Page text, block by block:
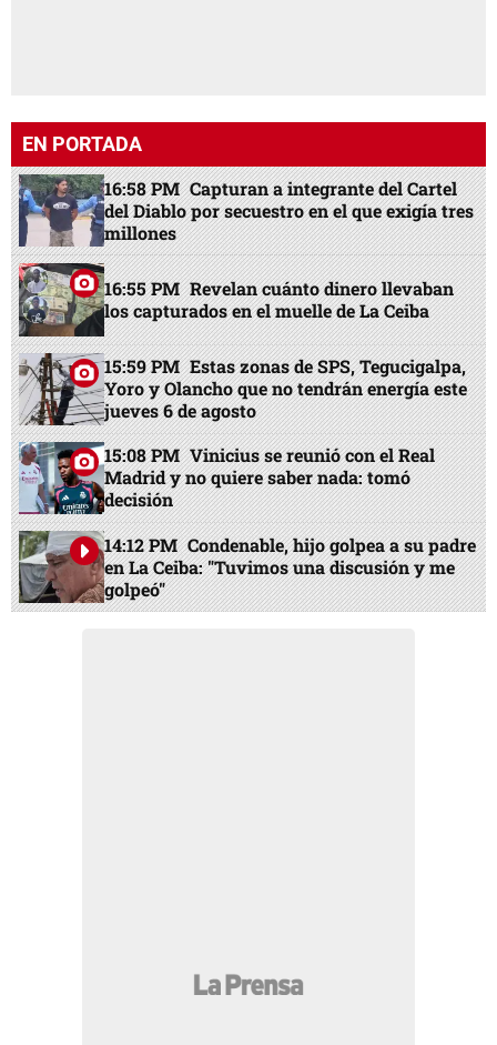
EN PORTADA
16:58 PM Capturan a integrante del Cartel
del Diablo por secuestro en el que exigía tres
millones
16:55 PM Revelan cuánto dinero llevaban
los capturados en el muelle de La Ceiba
15:59 PM Estas zonas de SPS, Tegucigalpa,
Yoro y Olancho que no tendrán energía este
jueves 6 de agosto
15:08 PM Vinicius se reunió con el Real
Madrid y no quiere saber nada: tomó
decisión
14:12 PM Condenable, hijo golpea a su padre
en La Ceiba: "Tuvimos una discusión y me
golpeó"